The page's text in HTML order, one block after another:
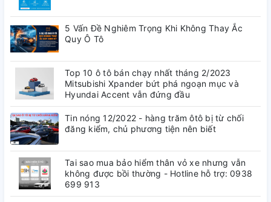
VIETMAP TS-2K LITEGIẢI
PHÁP CAMERA GHI HÌNH
5 Vấn Đề Nghiêm Trọng Khi Không Thay Ắc
Quy Ô Tô
Top 10 ô tô bán chạy nhất tháng 2/2023
Mitsubishi Xpander bứt phá ngoạn mục và
Hyundai Accent vẫn đứng đầu
Tin nóng 12/2022 - hàng trăm ôtô bị từ chối
đăng kiểm, chủ phương tiện nên biết
Tai sao mua bảo hiểm thân vỏ xe nhưng vẫn
không được bồi thường - Hotline hỗ trợ: 0938
699 913